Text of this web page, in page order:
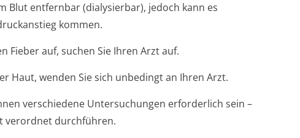
Blut entfernbar (dialysierbar), jedoch kann es
kommen.
Fieber auf, suchen Sie Ihren Arzt auf.
Haut, wenden Sie sich unbedingt an Ihren Arzt.
verschiedene Untersuchungen erforderlich sein –
verordnet durchführen.